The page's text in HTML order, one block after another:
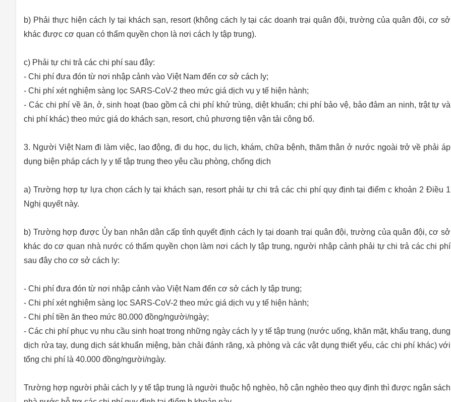
b) Phải thực hiện cách ly tại khách sạn, resort (không cách ly tại các doanh trại quân đội, trường của quân đội, cơ sở
khác được cơ quan có thẩm quyền chọn là nơi cách ly tập trung).
c) Phải tự chi trả các chi phí sau đây:
- Chi phí đưa đón từ nơi nhập cảnh vào Việt Nam đến cơ sở cách ly;
- Chi phí xét nghiệm sàng lọc SARS-CoV-2 theo mức giá dịch vụ y tế hiện hành;
- Các chi phí về ăn, ở, sinh hoạt (bao gồm cả chi phí khử trùng, diệt khuẩn; chi phí bảo vệ, bảo đảm an ninh, trật tự và
chi phí khác) theo mức giá do khách sạn, resort, chủ phương tiện vận tải công bố.
3. Người Việt Nam đi làm việc, lao động, đi du học, du lịch, khám, chữa bệnh, thăm thân ở nước ngoài trở về phải áp
dụng biện pháp cách ly y tế tập trung theo yêu cầu phòng, chống dịch
a) Trường hợp tự lựa chọn cách ly tại khách sạn, resort phải tự chi trả các chi phí quy định tại điểm c khoản 2 Điều 1
Nghị quyết này.
b) Trường hợp được Ủy ban nhân dân cấp tỉnh quyết định cách ly tại doanh trại quân đội, trường của quân đội, cơ sở
khác do cơ quan nhà nước có thẩm quyền chọn làm nơi cách ly tập trung, người nhập cảnh phải tự chi trả các chi phí
sau đây cho cơ sở cách ly:
- Chi phí đưa đón từ nơi nhập cảnh vào Việt Nam đến cơ sở cách ly tập trung;
- Chi phí xét nghiệm sàng lọc SARS-CoV-2 theo mức giá dịch vụ y tế hiện hành;
- Chi phí tiền ăn theo mức 80.000 đồng/người/ngày;
- Các chi phí phục vụ nhu cầu sinh hoạt trong những ngày cách ly y tế tập trung (nước uống, khăn mặt, khẩu trang, dung
dịch rửa tay, dung dịch sát khuẩn miệng, bàn chải đánh răng, xà phòng và các vật dụng thiết yếu, các chi phí khác) với
tổng chi phí là 40.000 đồng/người/ngày.
Trường hợp người phải cách ly y tế tập trung là người thuộc hộ nghèo, hộ cận nghèo theo quy định thì được ngân sách